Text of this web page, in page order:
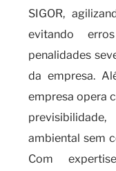
SIGOR,
evitando
penalidades
da empresa.
empresa opera
ambiental sem
Com